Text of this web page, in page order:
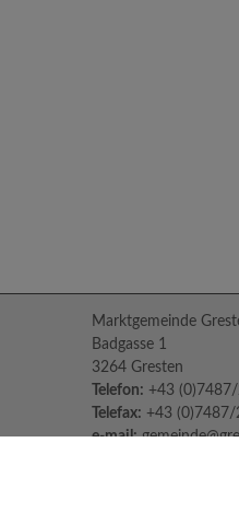
Marktgemeinde
Badgasse 1
3264 Gresten
Telefon: +43
Telefax: +43
e-mail: